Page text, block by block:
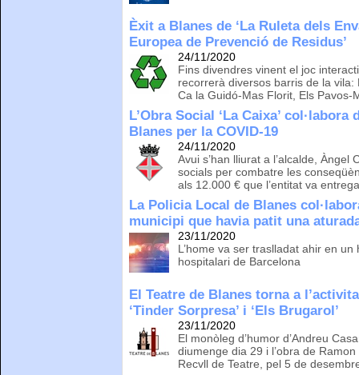
Èxit a Blanes de ‘La Ruleta dels
Europea de Prevenció de Residus’
24/11/2020
Fins divendres vinent el joc
recorrerà diversos barris de la
Ca la Guidó-Mas Florit, Els Pavos-
L’Obra Social ‘La Caixa’
Blanes per la COVID-19
24/11/2020
Avui s’han lliurat a l’alcalde,
socials per combatre les
als 12.000 € que l’entitat va
La Policia Local de Blanes
municipi que havia patit una
23/11/2020
L’home va ser traslladat ahir en
hospitalari de Barcelona
El Teatre de Blanes torna a
‘Tinder Sorpresa’ i ‘Els Brugarol’
23/11/2020
El monòleg d’humor d’Andreu
diumenge dia 29 i l’obra de
Recvll de Teatre, pel 5 de